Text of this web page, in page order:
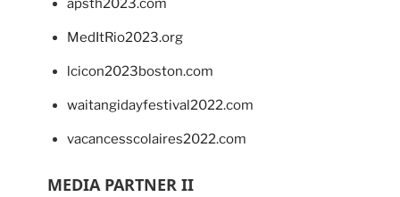
apsth2023.com
MedItRio2023.org
lcicon2023boston.com
waitangidayfestival2022.com
vacancesscolaires2022.com
MEDIA PARTNER II